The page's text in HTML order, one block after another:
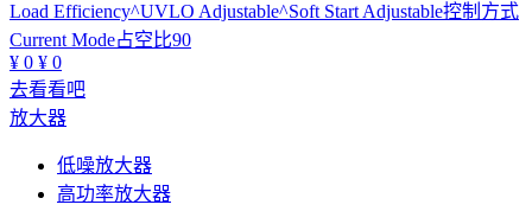
Load Efficiency^UVLO Adjustable^Soft Start Adjustable控制方式
Current Mode占空比90
¥ 0 ¥ 0
去看看吧
放大器
低噪放大器
高功率放大器